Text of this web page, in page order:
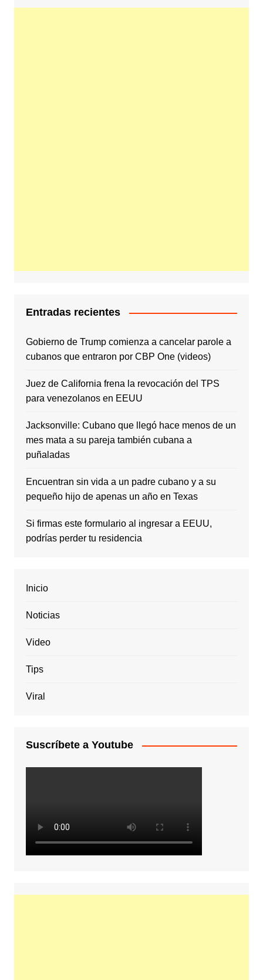
Entradas recientes
Gobierno de Trump comienza a cancelar parole a
cubanos que entraron por CBP One (videos)
Juez de California frena la revocación del TPS
para venezolanos en EEUU
Jacksonville: Cubano que llegó hace menos de un
mes mata a su pareja también cubana a
puñaladas
Encuentran sin vida a un padre cubano y a su
pequeño hijo de apenas un año en Texas
Si firmas este formulario al ingresar a EEUU,
podrías perder tu residencia
Inicio
Noticias
Video
Tips
Viral
Suscríbete a Youtube